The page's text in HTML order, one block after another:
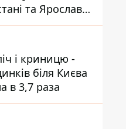
та Ярославлі
і криницю -
біля Києва
в 3,7 раза